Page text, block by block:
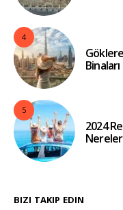
4
Binaları
5
2024
BIZI TAKIP EDIN